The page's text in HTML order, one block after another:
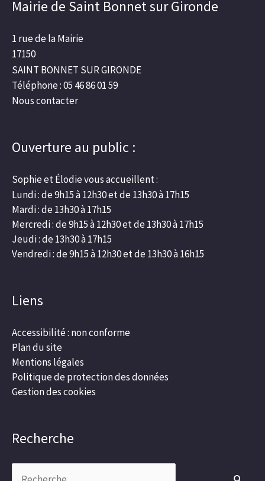
Mairie de Saint Bonnet sur Gironde
1 rue de la Mairie
17150
SAINT BONNET SUR GIRONDE
Téléphone : 05 46 86 01 59
Nous contacter
Ouverture au public :
Sophie et Élodie vous accueillent :
Lundi : de 9h15 à 12h30 et de 13h30 à 17h15
Mardi : de 13h30 à 17h15
Mercredi : de 9h15 à 12h30 et de 13h30 à 17h15
Jeudi : de 13h30 à 17h15
Vendredi : de 9h15 à 12h30 et de 13h30 à 16h15
Liens
Accessibilité : non conforme
Plan du site
Mentions légales
Politique de protection des données
Gestion des cookies
Recherche